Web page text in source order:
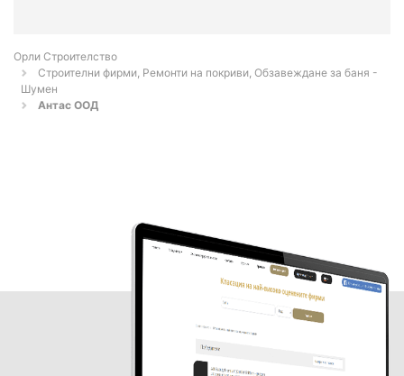
Орли Строителство
Строителни фирми, Ремонти на покриви, Обзавеждане за баня -
Шумен
Антас ООД